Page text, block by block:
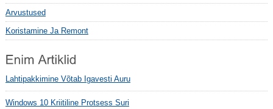
Arvustused
Koristamine Ja Remont
Lahtipakkimine Võtab Igavesti Auru
Windows 10 Kriitiline Protsess Suri